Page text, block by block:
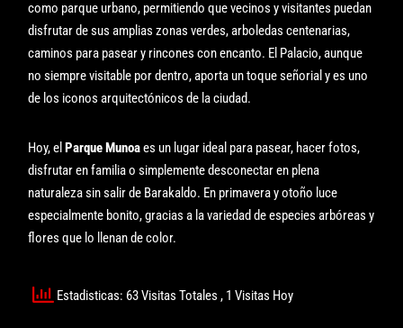
como parque urbano, permitiendo que vecinos y visitantes puedan
disfrutar de sus amplias zonas verdes, arboledas centenarias,
caminos para pasear y rincones con encanto. El Palacio, aunque
no siempre visitable por dentro, aporta un toque señorial y es uno
de los iconos arquitectónicos de la ciudad.
Hoy, elParque Munoaes un lugar ideal para pasear, hacer fotos,
disfrutar en familia o simplemente desconectar en plena
naturaleza sin salir de Barakaldo. En primavera y otoño luce
especialmente bonito, gracias a la variedad de especies arbóreas y
flores que lo llenan de color.
Estadisticas: 63 Visitas Totales, 1 Visitas Hoy